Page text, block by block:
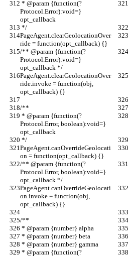
Protocol.Error):void=}
opt_callback
*/
PageAgent.clearGeolocationOver
ride = function(opt_callback) {}
/** @param {function(?
Protocol.Error):void=}
opt_callback */
PageAgent.clearGeolocationOver
ride.invoke = function(obj,
opt_callback) {}
/**
Protocol.Error, boolean):void=}
opt_callback
*/
PageAgent.canOverrideGeolocati
on = function(opt_callback) {}
/** @param {function(?
Protocol.Error, boolean):void=}
opt_callback */
PageAgent.canOverrideGeolocati
on.invoke = function(obj,
opt_callback) {}
/**
* @param {number} alpha
* @param {number} beta
* @param {number} gamma